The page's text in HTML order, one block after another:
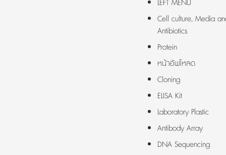
LEFT MENU
Cell culture, Media
Antibiotics
Protein
หน้าอัพโหลด
Cloning
ELISA Kit
Laboratory Plastic
Antibody Array
DNA Sequencing